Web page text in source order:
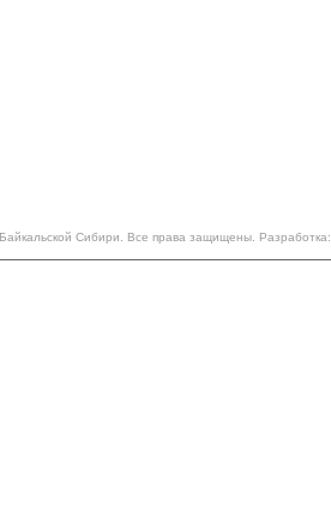
Сибири. Все права защищены. Разработка: